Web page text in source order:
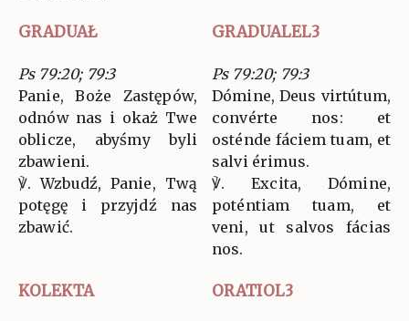
GRADUAŁ GRADUALEL3
Ps 79:20; 79:3
Panie, Boże Zastępów,
odnów nas i okaż Twe
oblicze, abyśmy byli
zbawieni.
℣. Wzbudź, Panie, Twą
potęgę i przyjdź nas
zbawić.
Ps 79:20; 79:3
Dómine, Deus virtútum,
convérte nos: et
osténde fáciem tuam, et
salvi érimus.
℣. Excita, Dómine,
poténtiam tuam, et
veni, ut salvos fácias
nos.
KOLEKTA ORATIOL3